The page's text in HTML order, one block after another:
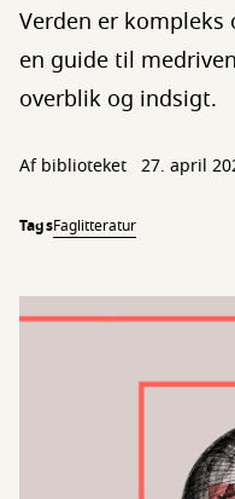
Verden er kompleks
en guide til
overblik og indsigt.
Af biblioteket 27. april
TagsFaglitteratur